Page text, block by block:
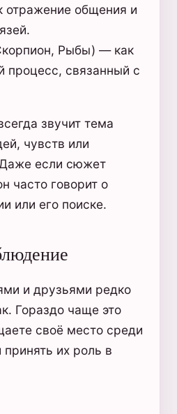
отражение общения и
Рыбы) — как
процесс, связанный с
звучит тема
чувств или
если сюжет
часто говорит о
или его поиске.
и друзьями редко
Гораздо чаще это
своё место среди
принять их роль в